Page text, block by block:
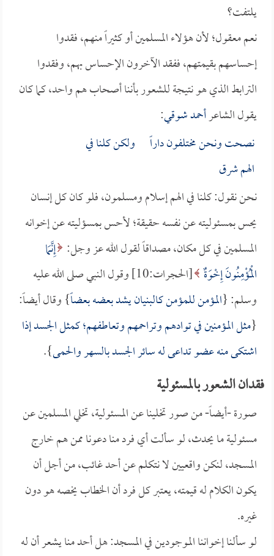
يلتفت؟
نعم معقول؛ لأن هؤلاء المسلمين أو كثيراً منهم، فقدوا
إحساسهم بقيمتهم، ففقد الآخرون الإحساس بهم، وفقدوا
الترابط الذي هو نتيجة للشعور بأننا أصحاب هم واحد، كما كان
يقول الشاعرأحمد شوقي:
نصحت ونحن مختلفون داراً ولكن كلنا في
الهم شرق
نحن نقول: كلنا في الهم إسلام ومسلمون، فلو كان كل إنسان
يحس بمسئوليته عن نفسه حقيقة؛ لأحس بمسؤليته عن إخوانه
المسلمين في كل مكان، مصداقاً لقول الله عز وجل: إِنَّمَا
الْمُؤْمِنُونَ إِخْوَةٌ
[الحجرات:10] وقول النبي صلى الله عليه
وسلم: {المؤمن للمؤمن كالبنيان يشد بعضه بعضاً} وقال أيضاً:
{مثل المؤمنين في توادهم وتراحمهم وتعاطفهم؛ كمثل الجسد إذا
اشتكى منه عضو تداعى له سائر الجسد بالسهر والحمى}.
فقدان الشعور بالمسئولية
صورة -أيضاً- من صور تخلينا عن المسئولية، تخلي المسلمين عن
مسئولية ما يحدث، لو سألت أي فرد منا دعونا ممن هم خارج
المسجد، لنكن واقعيين لا نتكلم عن أحد غائب، من أجل أن
يكون الكلام له قيمته، يعتبر كل فرد أن الخطاب يخصه هو دون
غيره.
لو سألنا إخواننا الموجودين في المسجد: هل أحد منا يشعر أن له